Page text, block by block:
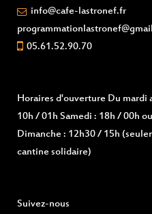
info@cafe-lastronef.fr
05.61.52.90.70
Horaires d'ouverture Du mardi
10h / 01h Samedi : 18h / 00h
Dimanche : 12h30 / 15h
cantine solidaire)
Suivez-nous